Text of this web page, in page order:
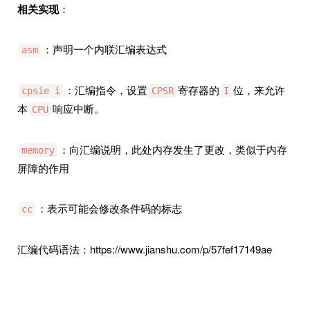
相关实现：
asm ：声明一个内联汇编表达式
cpsie i ：汇编指令，设置 CPSR 寄存器的 I 位，来允许
本 CPU 响应中断。
memory
：向汇编说明，此处内存发生了更改，类似于内存
屏障的作用
cc ：表示可能会修改条件码的标志
汇编代码语法：https://www.jianshu.com/p/57fef17149ae